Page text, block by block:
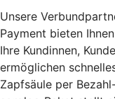
Unsere
Payment bieten
Ihre Kundinnen,
ermöglichen
Zapfsäule per